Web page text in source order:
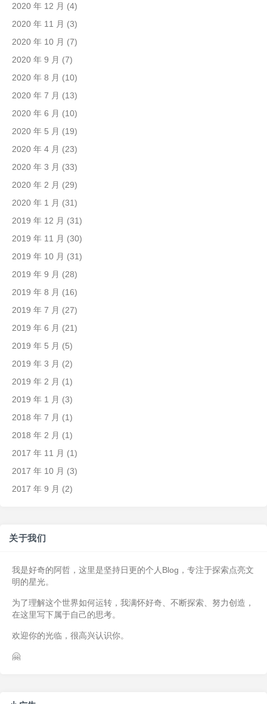
2020 年 12 月 (4)
2020 年 11 月 (3)
2020 年 10 月 (7)
2020 年 9 月 (7)
2020 年 8 月 (10)
2020 年 7 月 (13)
2020 年 6 月 (10)
2020 年 5 月 (19)
2020 年 4 月 (23)
2020 年 3 月 (33)
2020 年 2 月 (29)
2020 年 1 月 (31)
2019 年 12 月 (31)
2019 年 11 月 (30)
2019 年 10 月 (31)
2019 年 9 月 (28)
2019 年 8 月 (16)
2019 年 7 月 (27)
2019 年 6 月 (21)
2019 年 5 月 (5)
2019 年 3 月 (2)
2019 年 2 月 (1)
2019 年 1 月 (3)
2018 年 7 月 (1)
2018 年 2 月 (1)
2017 年 11 月 (1)
2017 年 10 月 (3)
2017 年 9 月 (2)
关于我们
我是好奇的阿哲，这里是坚持日更的个人Blog，专注于探索点亮文
明的星光。
为了理解这个世界如何运转，我满怀好奇、不断探索、努力创造，
在这里写下属于自己的思考。
欢迎你的光临，很高兴认识你。
🤗